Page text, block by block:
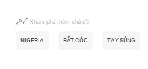
Khám phá thêm chủ đề
NIGERIA BẮT CÓC TAY SÚNG